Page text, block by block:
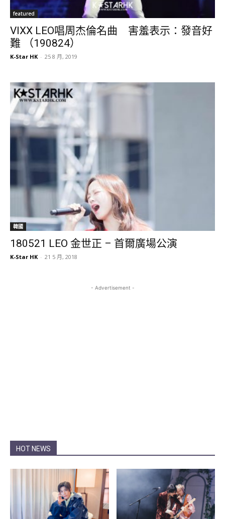
featured
VIXX LEO唱周杰倫名曲 害羞表示：發音好
難 （190824）
K-Star HK - 25 8 月, 2019
韓國
180521 LEO 金世正 – 首爾廣場公演
K-Star HK - 21 5 月, 2018
- Advertisement -
HOT NEWS